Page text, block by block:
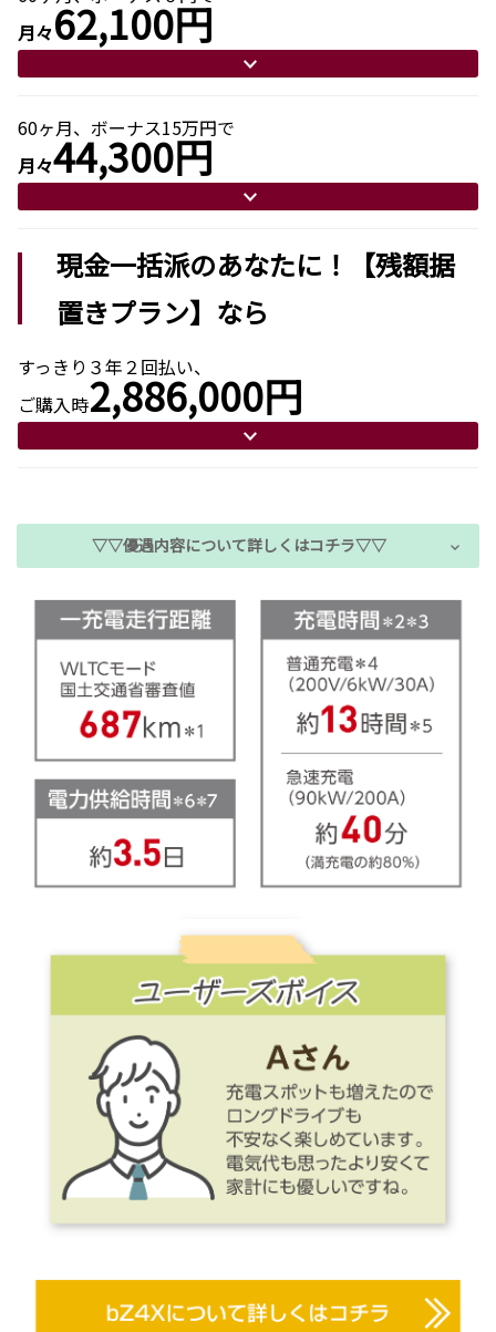
月々62,100円
60ヶ月、ボーナス15万円で
月々44,300円
現金一括派のあなたに！【残額据
置きプラン】なら
すっきり３年２回払い、
ご購入時2,886,000円
▽▽優遇内容について詳しくはコチラ▽▽